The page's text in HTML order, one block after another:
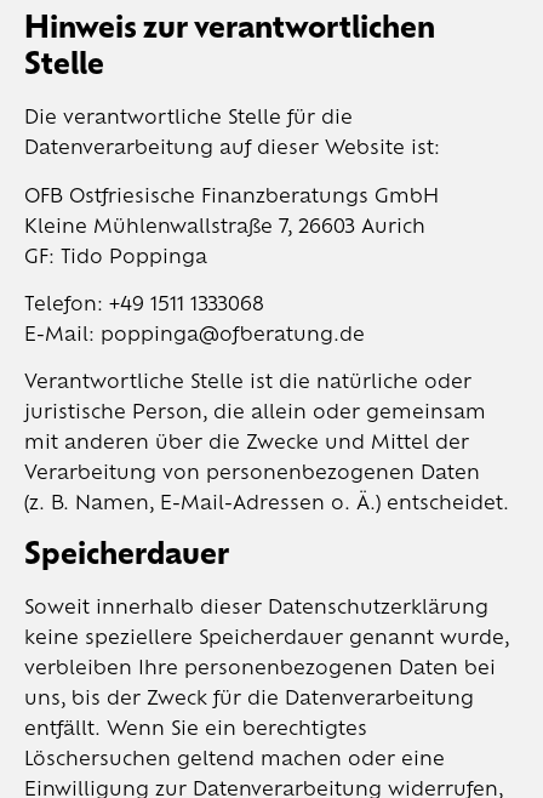
Hinweis zur verantwortlichen
Stelle
Die verantwortliche Stelle für die
Datenverarbeitung auf dieser Website ist:
OFB Ostfriesische Finanzberatungs GmbH
Kleine Mühlenwallstraße 7, 26603 Aurich
GF: Tido Poppinga
Telefon: +49 1511 1333068
E-Mail: poppinga@ofberatung.de
Verantwortliche Stelle ist die natürliche oder
juristische Person, die allein oder gemeinsam
mit anderen über die Zwecke und Mittel der
Verarbeitung von personenbezogenen Daten
(z. B. Namen, E-Mail-Adressen o. Ä.) entscheidet.
Speicherdauer
Soweit innerhalb dieser Datenschutzerklärung
keine speziellere Speicherdauer genannt wurde,
verbleiben Ihre personenbezogenen Daten bei
uns, bis der Zweck für die Datenverarbeitung
entfällt. Wenn Sie ein berechtigtes
Löschersuchen geltend machen oder eine
Einwilligung zur Datenverarbeitung widerrufen,